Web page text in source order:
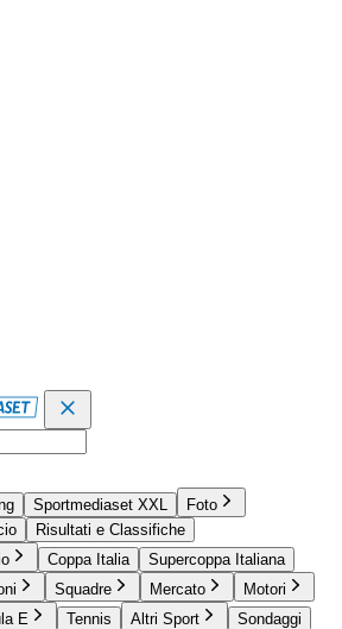
Sportmediaset XXL
Foto
Risultati e Classifiche
Coppa Italia
Supercoppa Italiana
Squadre Mercato
Motori
E Tennis Altri Sport
Sondaggi